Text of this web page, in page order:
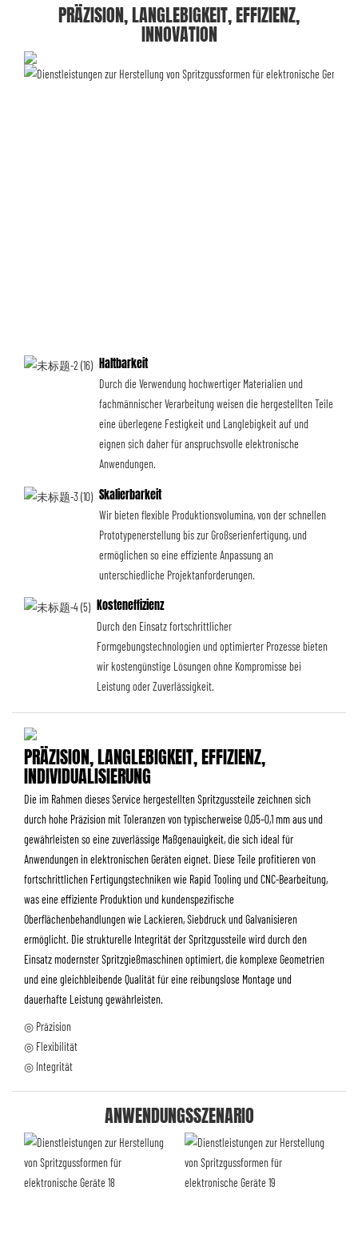
PRÄZISION, LANGLEBIGKEIT, EFFIZIENZ,
INNOVATION
Haltbarkeit
Durch die Verwendung hochwertiger Materialien und
fachmännischer Verarbeitung weisen die hergestellten Teile
eine überlegene Festigkeit und Langlebigkeit auf und
eignen sich daher für anspruchsvolle elektronische
Anwendungen.
Skalierbarkeit
Wir bieten flexible Produktionsvolumina, von der schnellen
Prototypenerstellung bis zur Großserienfertigung, und
ermöglichen so eine effiziente Anpassung an
unterschiedliche Projektanforderungen.
Kosteneffizienz
Durch den Einsatz fortschrittlicher
Formgebungstechnologien und optimierter Prozesse bieten
wir kostengünstige Lösungen ohne Kompromisse bei
Leistung oder Zuverlässigkeit.
PRÄZISION, LANGLEBIGKEIT, EFFIZIENZ,
INDIVIDUALISIERUNG
Die im Rahmen dieses Service hergestellten Spritzgussteile zeichnen sich
durch hohe Präzision mit Toleranzen von typischerweise 0,05–0,1 mm aus und
gewährleisten so eine zuverlässige Maßgenauigkeit, die sich ideal für
Anwendungen in elektronischen Geräten eignet. Diese Teile profitieren von
fortschrittlichen Fertigungstechniken wie Rapid Tooling und CNC-Bearbeitung,
was eine effiziente Produktion und kundenspezifische
Oberflächenbehandlungen wie Lackieren, Siebdruck und Galvanisieren
ermöglicht. Die strukturelle Integrität der Spritzgussteile wird durch den
Einsatz modernster Spritzgießmaschinen optimiert, die komplexe Geometrien
und eine gleichbleibende Qualität für eine reibungslose Montage und
dauerhafte Leistung gewährleisten.
◎ Präzision
◎ Flexibilität
◎ Integrität
ANWENDUNGSSZENARIO